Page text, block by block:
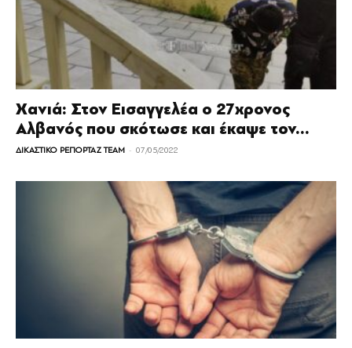
Xανιά: Στον Εισαγγελέα ο 27χρονος
Αλβανός που σκότωσε και έκαψε τον...
ΔΙΚΑΣΤΙΚΟ ΡΕΠΟΡΤΑΖ TEAM - 07/05/2022